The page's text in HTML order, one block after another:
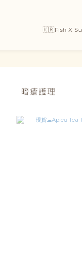
🇰🇷Fish X
暗瘡護理